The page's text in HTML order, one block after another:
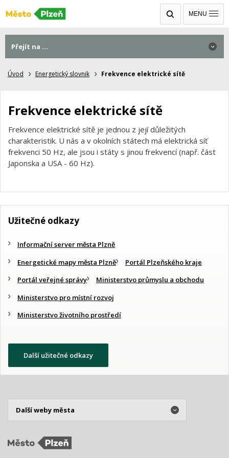
MENU
Úvod Energetický slovnik Frekvence elektrické sítě
Frekvence elektrické sítě
Frekvence elektrické sítě je jednou z její důležitých
charakteristik. U nás a v okolních státech má elektrická síť
frekvenci 50 Hz, ale jsou i státy s jinou frekvencí (např. část
Japonska a USA - 60 Hz).
Přejít na ...
Užitečné odkazy
Informační server města Plzně
Energetické mapy města Plzně
Portál Plzeňského kraje
Portál veřejné správy
Ministerstvo průmyslu a obchodu
Ministerstvo pro místní rozvoj
Ministerstvo životního prostředí
Další užitečné odkazy